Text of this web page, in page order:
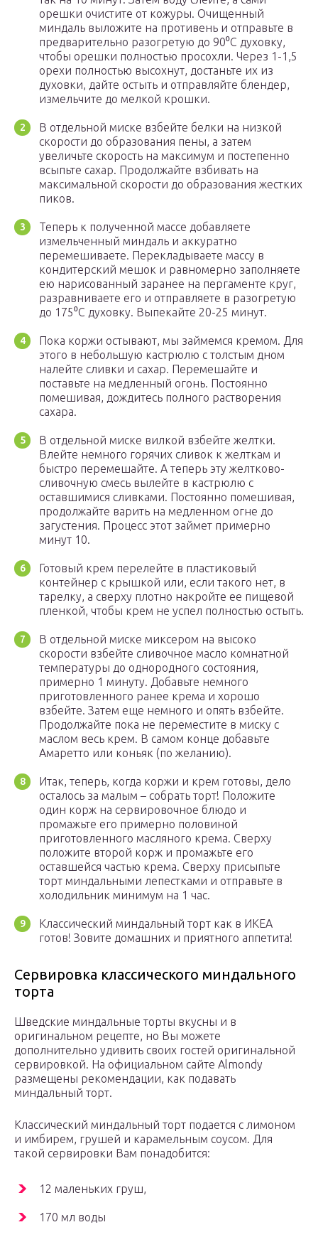
орешки очистите от кожуры. Очищенный
миндаль выложите на противень и отправьте в
предварительно разогретую до 90⁰С духовку,
чтобы орешки полностью просохли. Через 1-1,5
орехи полностью высохнут, достаньте их из
духовки, дайте остыть и отправляйте блендер,
измельчите до мелкой крошки.
В отдельной миске взбейте белки на низкой
скорости до образования пены, а затем
увеличьте скорость на максимум и постепенно
всыпьте сахар. Продолжайте взбивать на
максимальной скорости до образования жестких
пиков.
Теперь к полученной массе добавляете
измельченный миндаль и аккуратно
перемешиваете. Перекладываете массу в
кондитерский мешок и равномерно заполняете
ею нарисованный заранее на пергаменте круг,
разравниваете его и отправляете в разогретую
до 175⁰С духовку. Выпекайте 20-25 минут.
Пока коржи остывают, мы займемся кремом. Для
этого в небольшую кастрюлю с толстым дном
налейте сливки и сахар. Перемешайте и
поставьте на медленный огонь. Постоянно
помешивая, дождитесь полного растворения
сахара.
В отдельной миске вилкой взбейте желтки.
Влейте немного горячих сливок к желткам и
быстро перемешайте. А теперь эту желтково-
сливочную смесь вылейте в кастрюлю с
оставшимися сливками. Постоянно помешивая,
продолжайте варить на медленном огне до
загустения. Процесс этот займет примерно
минут 10.
Готовый крем перелейте в пластиковый
контейнер с крышкой или, если такого нет, в
тарелку, а сверху плотно накройте ее пищевой
пленкой, чтобы крем не успел полностью остыть.
В отдельной миске миксером на высоко
скорости взбейте сливочное масло комнатной
температуры до однородного состояния,
примерно 1 минуту. Добавьте немного
приготовленного ранее крема и хорошо
взбейте. Затем еще немного и опять взбейте.
Продолжайте пока не переместите в миску с
маслом весь крем. В самом конце добавьте
Амаретто или коньяк (по желанию).
Итак, теперь, когда коржи и крем готовы, дело
осталось за малым – собрать торт! Положите
один корж на сервировочное блюдо и
промажьте его примерно половиной
приготовленного масляного крема. Сверху
положите второй корж и промажьте его
оставшейся частью крема. Сверху присыпьте
торт миндальными лепестками и отправьте в
холодильник минимум на 1 час.
Классический миндальный торт как в ИКЕА
готов! Зовите домашних и приятного аппетита!
Сервировка классического миндального
торта
Шведские миндальные торты вкусны и в
оригинальном рецепте, но Вы можете
дополнительно удивить своих гостей оригинальной
сервировкой. На официальном сайте Almondy
размещены рекомендации, как подавать
миндальный торт.
Классический миндальный торт подается с лимоном
и имбирем, грушей и карамельным соусом. Для
такой сервировки Вам понадобится:
12 маленьких груш,
170 мл воды